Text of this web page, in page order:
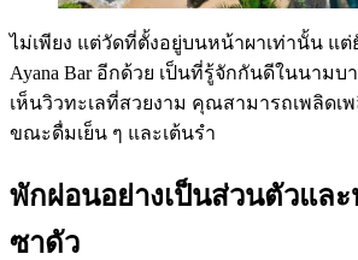
ไม่เพียง แต่วัดที่ตั้งอยู่บนหน้าผาเท่านั้น แ
Ayana Bar อีกด้วย เป็นที่รู้จักกันดีในนามบ
เห็นวิวทะเลที่สวยงาม คุณสามารถเพลิดเ
ขณะดื่มเย็น ๆ และเต้นรำ
พักผ่อนอย่างเป็นส่วนตัวแล
ซาดัว